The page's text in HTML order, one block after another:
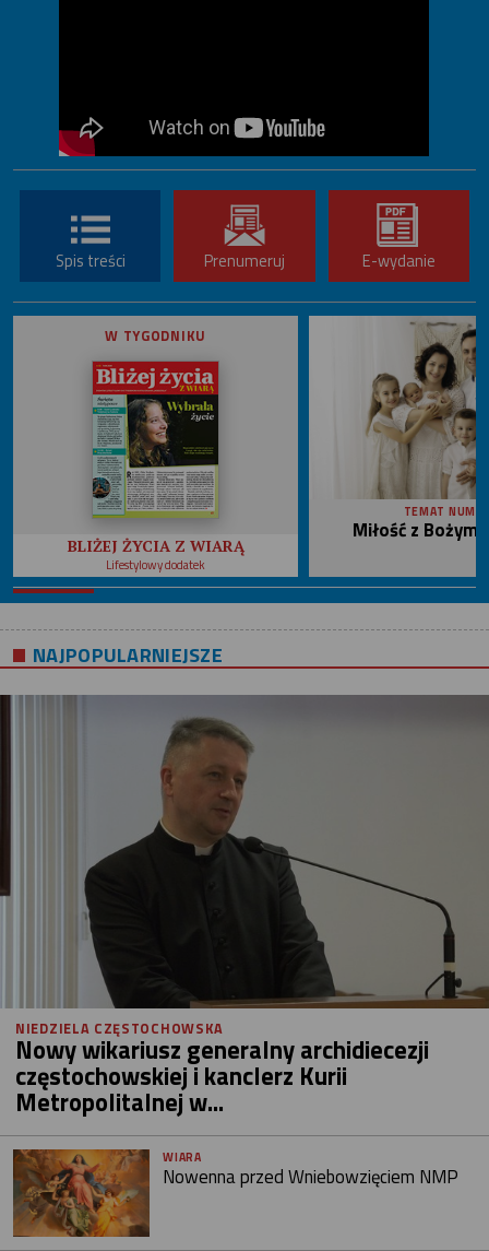
Spis treści Prenumeruj E-wydanie
W TYGODNIKU
BLIŻEJ ŻYCIA Z WIARĄ
Lifestylowy dodatek
TEMAT
Miłość z
NAJPOPULARNIEJSZE
NIEDZIELA CZĘSTOCHOWSKA
Nowy wikariusz generalny archidiecezji
częstochowskiej i kanclerz Kurii
Metropolitalnej w...
WIARA
Nowenna przed Wniebowzięciem NMP